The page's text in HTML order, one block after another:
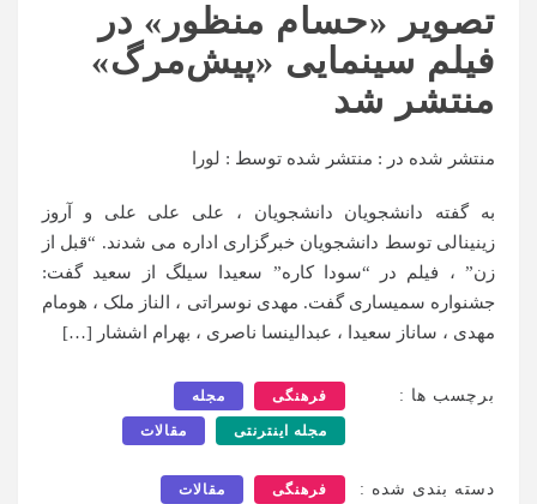
تصویر «حسام منظور» در
فیلم سینمایی «پیش‌مرگ»
منتشر شد
منتشر شده در : منتشر شده توسط : لورا
به گفته دانشجویان دانشجویان ، علی علی علی و آروز
زینینالی توسط دانشجویان خبرگزاری اداره می شدند. “قبل از
زن” ، فیلم در “سودا کاره” سعیدا سیلگ از سعید گفت:
جشنواره سمیساری گفت. مهدی نوسراتی ، الناز ملک ، هومام
مهدی ، ساناز سعیدا ، عبدالینسا ناصری ، بهرام اششار […]
برچسب ها : فرهنگی مجله
مجله اینترنتی مقالات
دسته بندی شده : فرهنگی مقالات